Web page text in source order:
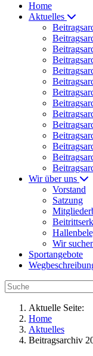
Home
Aktuelles
Wir über uns
Vorstand
Satzung
Wir
Sportangebote
Aktuelle Seite:
Home
Aktuelles
Beitragsarchiv